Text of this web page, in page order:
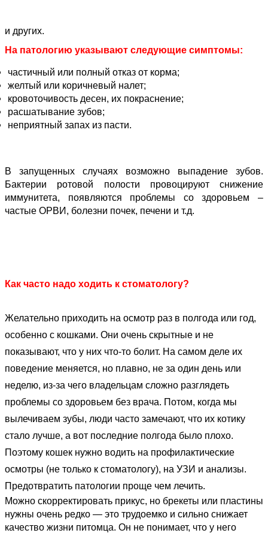
и других.
На патологию указывают следующие симптомы:
частичный или полный отказ от корма;
желтый или коричневый налет;
кровоточивость десен, их покраснение;
расшатывание зубов;
неприятный запах из пасти.
В запущенных случаях возможно выпадение зубов.
Бактерии ротовой полости провоцируют снижение
иммунитета, появляются проблемы со здоровьем –
частые ОРВИ, болезни почек, печени и т.д.
Как часто надо ходить к стоматологу?
Желательно приходить на осмотр раз в полгода или год,
особенно с кошками. Они очень скрытные и не
показывают, что у них что‑то болит. На самом деле их
поведение меняется, но плавно, не за один день или
неделю, из‑за чего владельцам сложно разглядеть
проблемы со здоровьем без врача. Потом, когда мы
вылечиваем зубы, люди часто замечают, что их котику
стало лучше, а вот последние полгода было плохо.
Поэтому кошек нужно водить на профилактические
осмотры (не только к стоматологу), на УЗИ и анализы.
Предотвратить патологии проще чем лечить.
Можно скорректировать прикус, но брекеты или пластины
нужны очень редко — это трудоемко и сильно снижает
качество жизни питомца. Он не понимает, что у него